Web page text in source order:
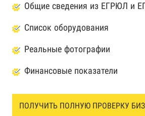
Общие сведения из ЕГРЮЛ и
Список оборудования
Реальные фотографии
Финансовые показатели
ПОЛУЧИТЬ ПОЛНУЮ ПРОВЕРКУ